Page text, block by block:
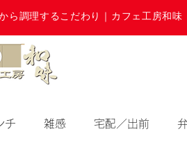
ら調理するこだわり｜カフェ工房和味
チ 雑感 宅配／出前